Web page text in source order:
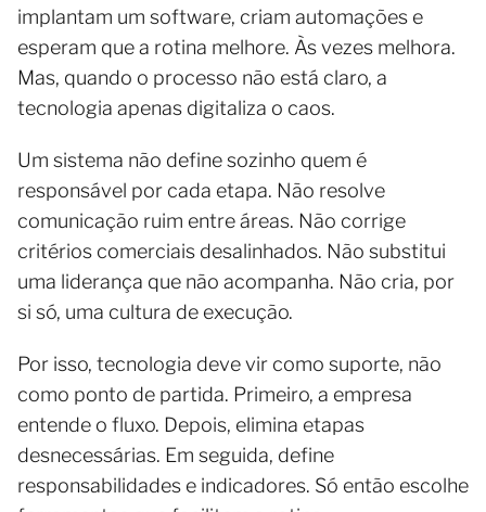
implantam um software, criam automações e
esperam que a rotina melhore. Às vezes melhora.
Mas, quando o processo não está claro, a
tecnologia apenas digitaliza o caos.
Um sistema não define sozinho quem é
responsável por cada etapa. Não resolve
comunicação ruim entre áreas. Não corrige
critérios comerciais desalinhados. Não substitui
uma liderança que não acompanha. Não cria, por
si só, uma cultura de execução.
Por isso, tecnologia deve vir como suporte, não
como ponto de partida. Primeiro, a empresa
entende o fluxo. Depois, elimina etapas
desnecessárias. Em seguida, define
responsabilidades e indicadores. Só então escolhe